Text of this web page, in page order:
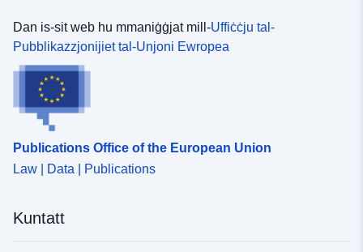
Dan is-sit web hu mmaniġġjat mill-Uffiċċju tal-
Pubblikazzjonijiet tal-Unjoni Ewropea
Publications Office of the European Union
Law | Data | Publications
Kuntatt